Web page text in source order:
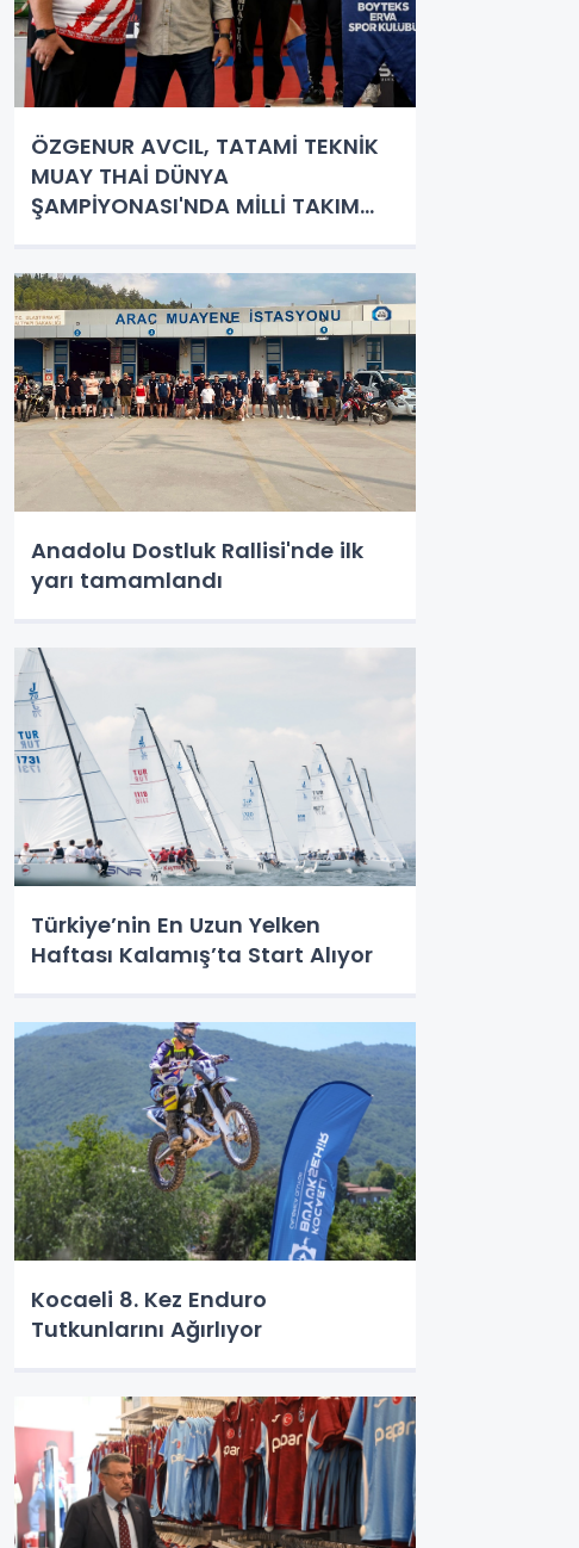
ÖZGENUR AVCIL, TATAMİ TEKNİK
MUAY THAİ DÜNYA
ŞAMPİYONASI'NDA MİLLİ TAKIM
Anadolu Dostluk Rallisi'nde ilk
yarı tamamlandı
Türkiye’nin En Uzun Yelken
Haftası Kalamış’ta Start Alıyor
Kocaeli 8. Kez Enduro
Tutkunlarını Ağırlıyor